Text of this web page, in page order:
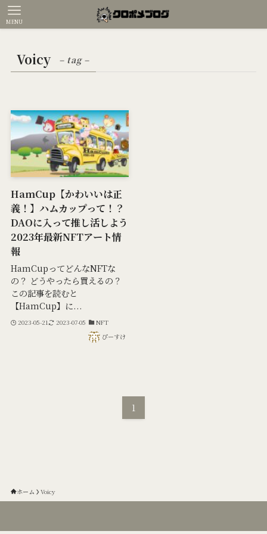
MENU
Voicy – tag –
HamCup【かわいいは正
義！】ハムカップって！？
DAOに入って推し活しよう
2023年最新NFTアート情
報
HamCupってどんなNFTな
の？ どうやったら買えるの？
この記事を読むと
【HamCup】に...
2023-05-21 2023-07-05
NFT
ぴーすけ
1
ホーム Voicy